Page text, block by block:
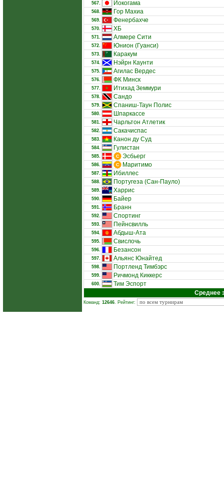
567. Йокогама
568. Гор Махиа
569. Фенербахче
570. ХБ
571. Алмере Сити
572. Юнион (Гуанси)
573. Каракум
574. Нэйрн Каунти
575. Агилас Вердес
576. ФК Минск
577. Итихад Земмури
578. Сандо
579. Спаниш-Таун Полис
580. Шпаркассе
581. Чарльтон Атлетик
582. Сакачиспас
583. Канон ду Суд
584. Гулистан
585. Эсбьерг
586. Маритимо
587. Ибиллес
588. Португеза (Сан-Пауло)
589. Харрис
590. Байер
591. Бранн
592. Спортинг
593. Пейнсвилль
594. Абдыш-Ата
595. Свислочь
596. Безансон
597. Альянс Юнайтед
598. Портленд Тимбэрс
599. Ричмонд Киккерс
600.
Тим Эспорт
Среднее
Команд: 12646. Рейтинг: